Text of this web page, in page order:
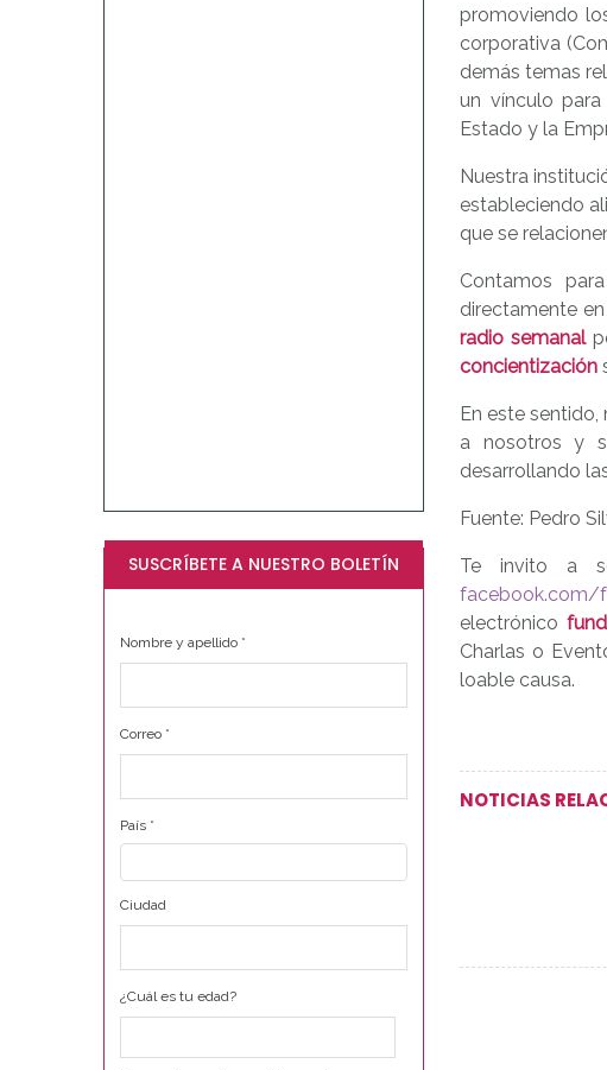
promoviendo
corporativa
demás temas
un vínculo
Estado y la
Nuestra
estableciendo
que se
Contamos
directamente
radio semanal
concientización
En este
a nosotros y
desarrollando
Fuente: Pedro
Te invito a
facebook.com/
electrónico
Charlas o
loable causa.
NOTICIAS
SUSCRÍBETE A NUESTRO BOLETÍN
Nombre y apellido *
Correo *
País *
Ciudad
¿Cuál es tu edad?